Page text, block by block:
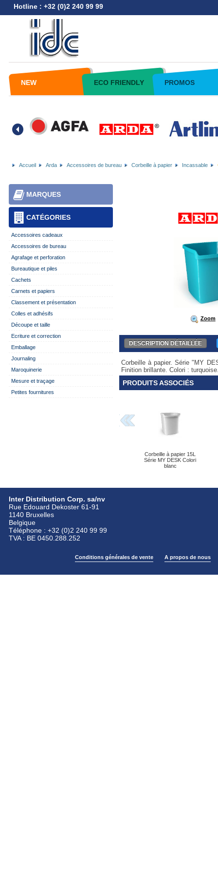
Hotline : +32 (0)2 240 99 99
NEW ECO FRIENDLY PROMOS
Accueil Arda Accessoires de bureau Corbeille à papier Incassable
CATÉGORIES
MARQUES
Accessoires cadeaux
Accessoires de bureau
Agrafage et perforation
Bureautique et piles
Cachets
Carnets et papiers
Classement et présentation
Colles et adhésifs
Découpe et taille
Ecriture et correction
Emballage
Journaling
Maroquinerie
Mesure et traçage
Petites fournitures
Zoom
DESCRIPTION DÉTAILLÉE
Corbeille à papier. Série "MY
Finition brillante. Colori :
PRODUITS ASSOCIÉS
Corbeille à papier 15L
Série MY DESK Colori
blanc
Inter Distribution Corp. sa/nv
Rue Edouard Dekoster 61-91
1140 Bruxelles
Belgique
Téléphone : +32 (0)2 240 99 99
TVA : BE 0450.288.252
Conditions générales de vente A propos de nous